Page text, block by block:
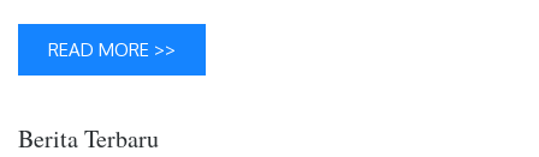
READ MORE >>
Berita Terbaru